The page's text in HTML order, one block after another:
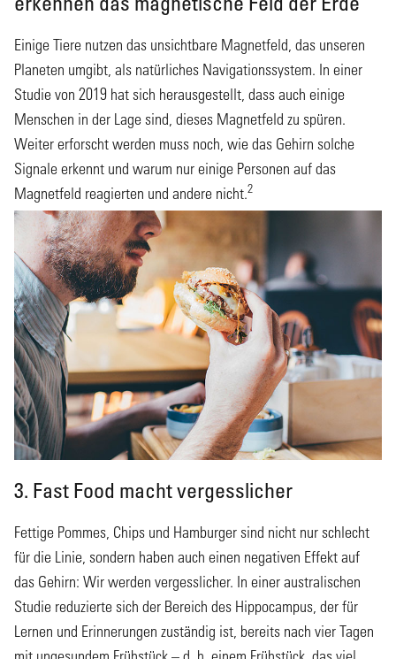
Einige Tiere nutzen das unsichtbare Magnetfeld, das unseren
Planeten umgibt, als natürliches Navigationssystem. In einer
Studie von 2019 hat sich herausgestellt, dass auch einige
Menschen in der Lage sind, dieses Magnetfeld zu spüren.
Weiter erforscht werden muss noch, wie das Gehirn solche
Signale erkennt und warum nur einige Personen auf das
Magnetfeld reagierten und andere nicht.2
3. Fast Food macht vergesslicher
Fettige Pommes, Chips und Hamburger sind nicht nur schlecht
für die Linie, sondern haben auch einen negativen Effekt auf
das Gehirn: Wir werden vergesslicher. In einer australischen
Studie reduzierte sich der Bereich des Hippocampus, der für
Lernen und Erinnerungen zuständig ist, bereits nach vier Tagen